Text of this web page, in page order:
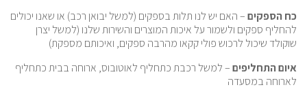
כח הספקים– האם יש לנו תלות בספקים (למשל יבואן רכב) או שאנו יכולים
להחליף ספקים ולשמור על איכות המוצרים והשירות שלנו (למשל יצרן
שוקולד שיכול לרכוש פולי קקאו מהרבה ספקים, ואיכותם מספקת)
איום התחליפים– למשל רכבת כתחליף לאוטובוס, ארוחה בבית כתחליף
לארוחה במסעדה